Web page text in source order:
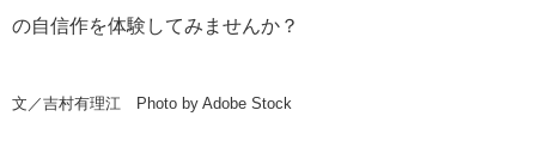
の自信作を体験してみませんか？
文／吉村有理江 Photo by Adobe Stock